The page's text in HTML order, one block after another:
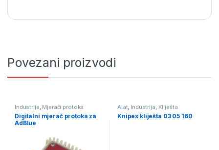
Povezani proizvodi
Industrija, Mjerači protoka
tekućine , Pumpe i mjerači
protika tekućine
Digitalni mjerač protoka za
AdBlue
Alat, Industrija, Kliješta
Knipex kliješta 03 05 160